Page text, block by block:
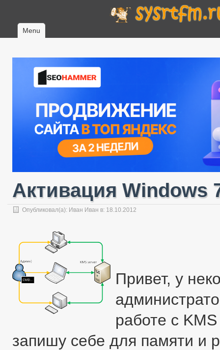
Menu
Активация Windows
Опубликовал(а): Иван Иван в: 18.10.2012
Привет, у
работе с
запишу себе для памяти и